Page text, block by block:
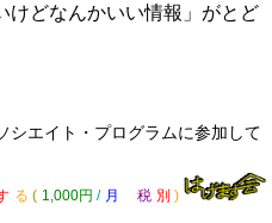
けどなんかいい情報」がとど
シエイト・プログラムに参加して
る ( 1,000円 / 月 税 別 )